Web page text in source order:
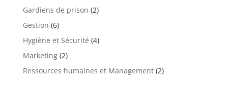
Gardiens de prison (2)
Gestion (6)
Hygiène et Sécurité (4)
Marketing(2)
Ressources humaines et Management(2)